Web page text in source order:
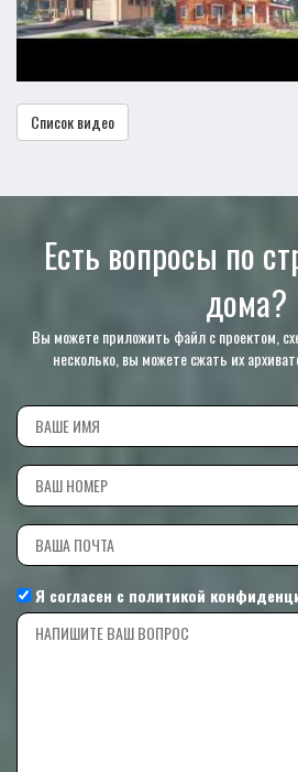
Список видео
Есть вопросы по
дома?
Вы можете приложить файл с проектом,
несколько, вы можете сжать их
Я согласен с политикой